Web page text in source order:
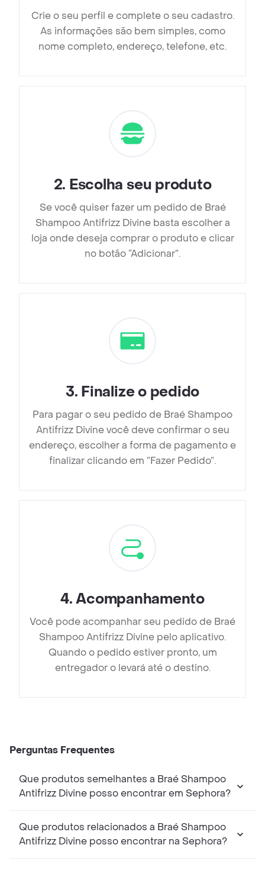
Crie o seu perfil e complete o seu cadastro.
As informações são bem simples, como
nome completo, endereço, telefone, etc.
2. Escolha seu produto
Se você quiser fazer um pedido de Braé
Shampoo Antifrizz Divine basta escolher a
loja onde deseja comprar o produto e clicar
no botão “Adicionar”.
3. Finalize o pedido
Para pagar o seu pedido de Braé Shampoo
Antifrizz Divine você deve confirmar o seu
endereço, escolher a forma de pagamento e
finalizar clicando em ”Fazer Pedido”.
4.Acompanhamento
Você pode acompanhar seu pedido de Braé
Shampoo Antifrizz Divine pelo aplicativo.
Quando o pedido estiver pronto, um
entregador o levará até o destino.
Perguntas Frequentes
Que produtos semelhantes a Braé Shampoo
Antifrizz Divine posso encontrar em Sephora?
Que produtos relacionados a Braé Shampoo
Antifrizz Divine posso encontrar na Sephora?